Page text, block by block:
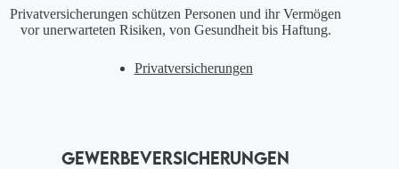
Privatversicherungen schützen Personen und ihr Vermögen
vor unerwarteten Risiken, von Gesundheit bis Haftung.
Privatversicherungen
GEWERBEVERSICHERUNGEN